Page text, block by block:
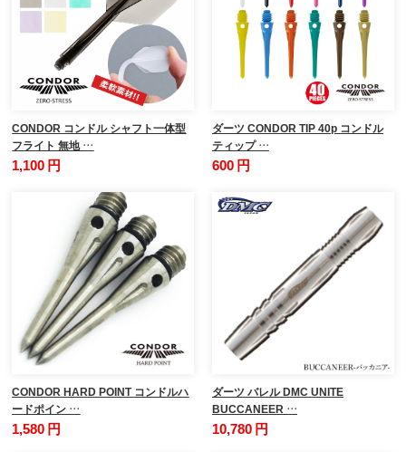
CONDOR コンドル シャフト一体型
フライト 無地 …
1,100 円
ダーツ CONDOR TIP 40p コンドル
ティップ …
600 円
CONDOR HARD POINT コンドルハ
ードポイン …
1,580 円
ダーツ バレル DMC UNITE
BUCCANEER …
10,780 円